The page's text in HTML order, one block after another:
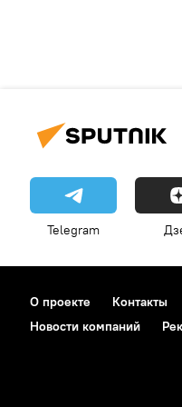
Telegram
О проекте Контакты
Новости компаний